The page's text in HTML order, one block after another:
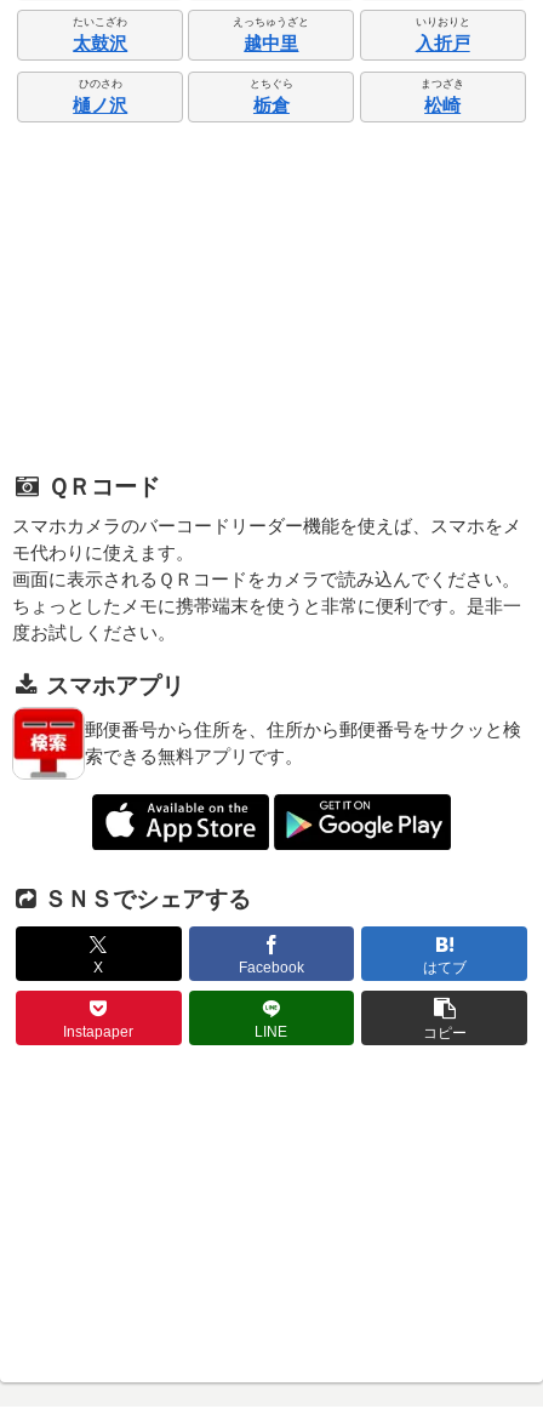
たいこざわ
太鼓沢
えっちゅうざと
越中里
いりおりと
入折戸
ひのさわ
樋ノ沢
とちぐら
栃倉
まつざき
松崎
ＱＲコード
スマホカメラのバーコードリーダー機能を使えば、スマホをメ
モ代わりに使えます。
画面に表示されるＱＲコードをカメラで読み込んでください。
ちょっとしたメモに携帯端末を使うと非常に便利です。是非一
度お試しください。
スマホアプリ
郵便番号から住所を、住所から郵便番号をサクッと検
索できる無料アプリです。
ＳＮＳでシェアする
X Facebook はてブ
Instapaper LINE コピー